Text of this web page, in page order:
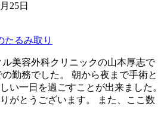
25日
たるみ取り
美容外科クリニックの山本厚志で
勤務でした。 朝から夜まで手術と
い一日を過ごすことが出来ました。
がとうございます。 また、ここ数